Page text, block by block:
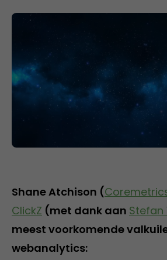
Shane Atchison (
ClickZ (met dank aan Stefan
meest voorkomende
webanalytics: